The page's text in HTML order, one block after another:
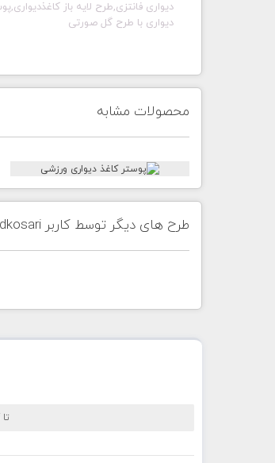
دیواری با طرح گل صورتی
محصولات مشابه
طرح های دیگر توسط کاربر vahidkosari